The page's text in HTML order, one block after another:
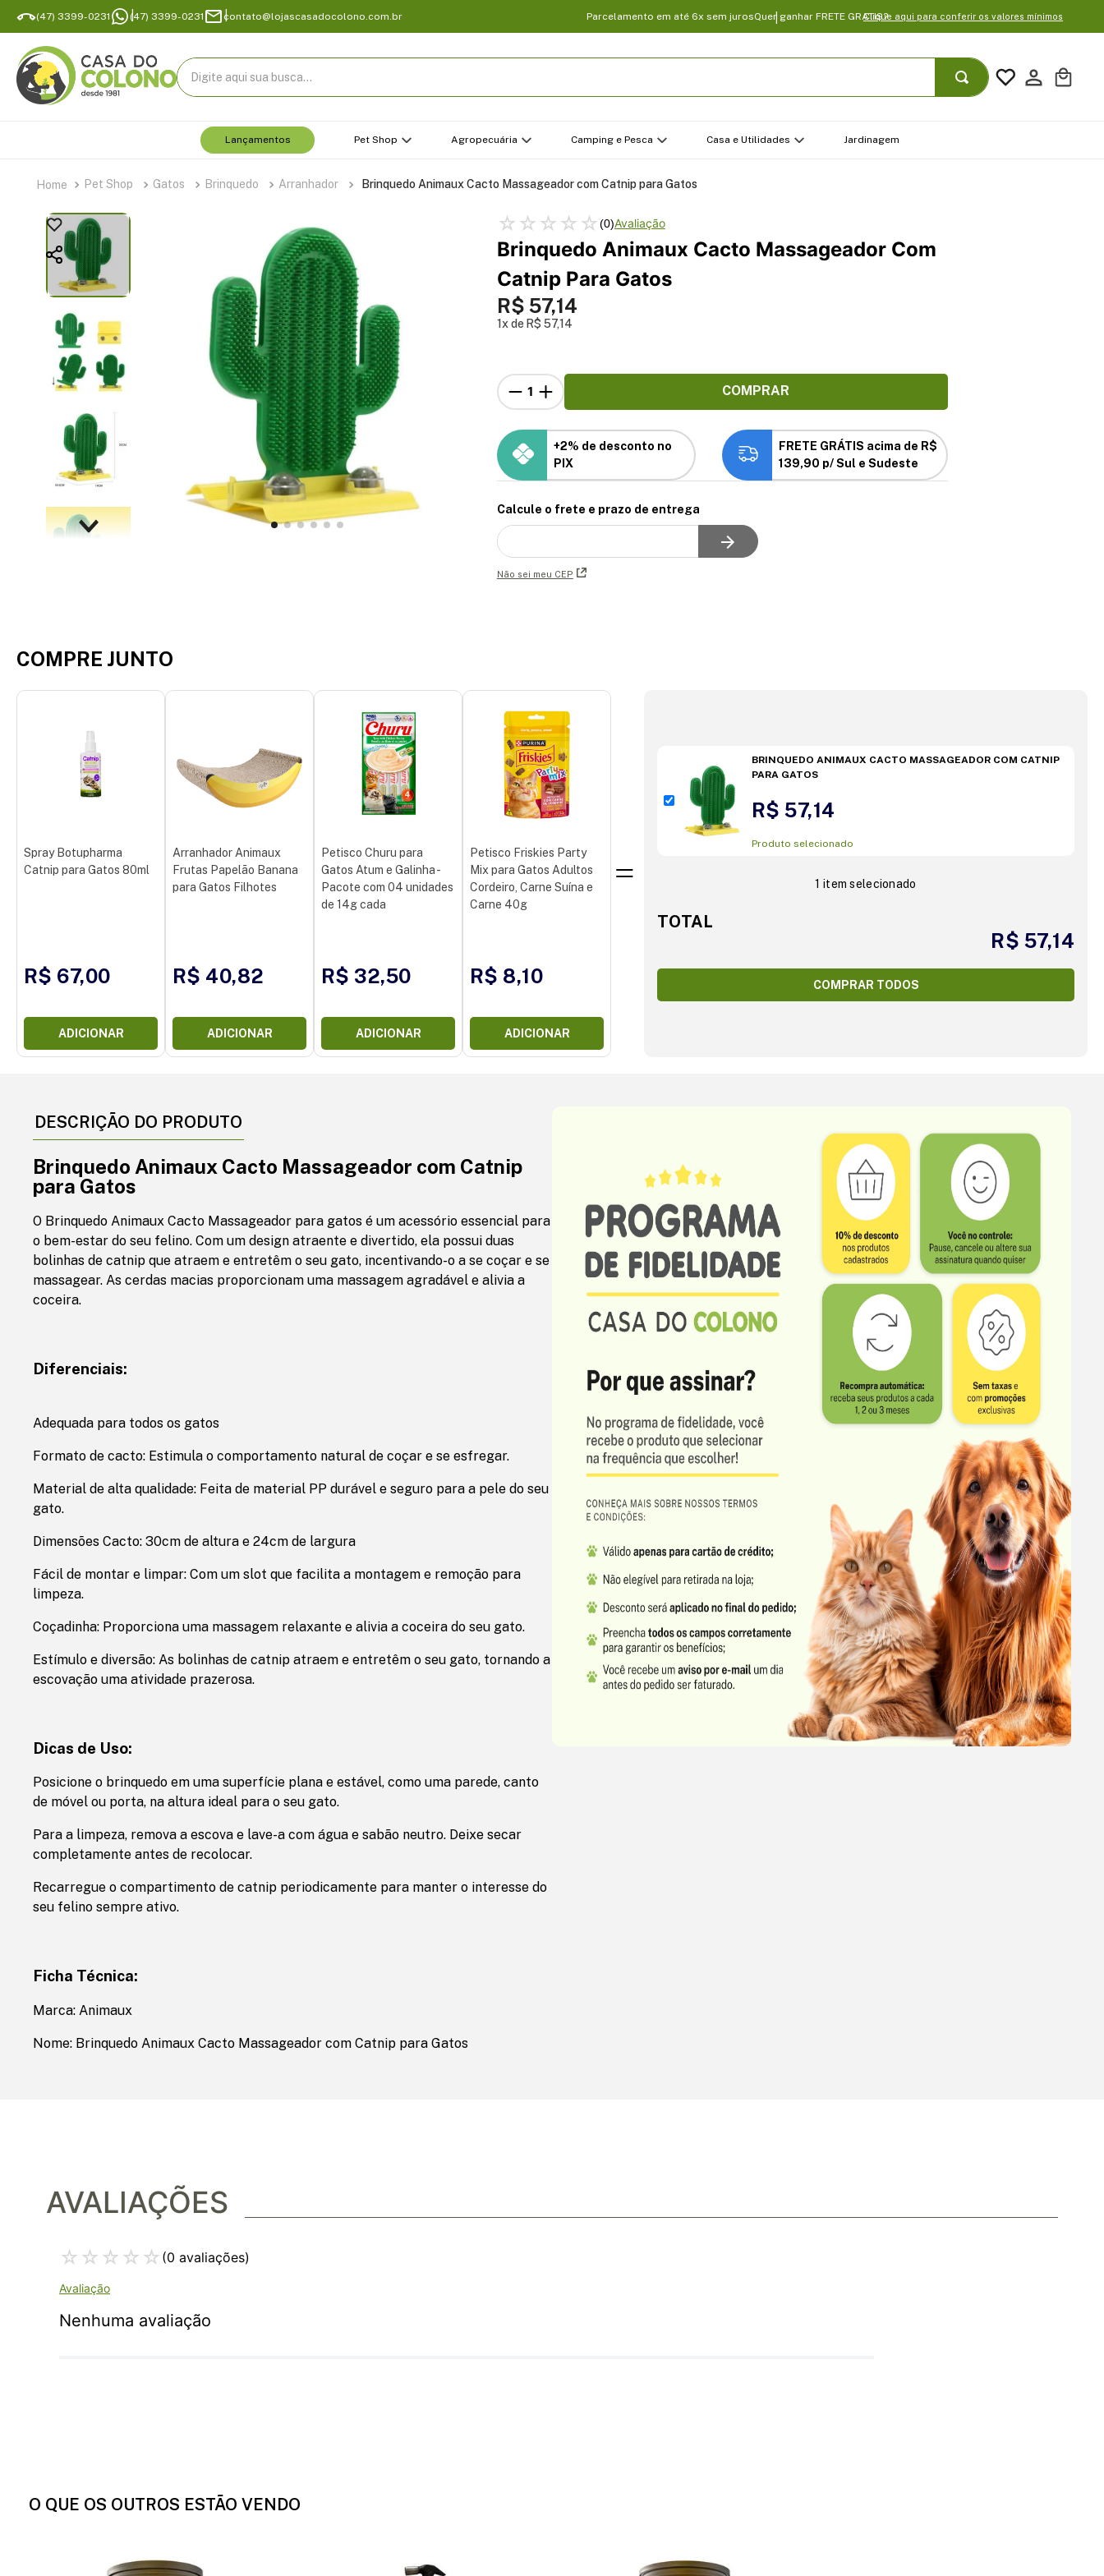
(47) 3399-0231 (47) 3399-0231 contato@lojascasadocolono.com.br Parcelamento em até 6x sem jurosQuer ganhar FRETE GRATIS?Clique aqui para conferir os valores mínimos
Digite aqui sua busca...
Lançamentos Pet Shop Agropecuária Camping e Pesca Casa e Utilidades Jardinagem
Pet Shop Gatos Brinquedo Arranhador Brinquedo Animaux Cacto Massageador com Catnip para Gatos
☆ ☆ ☆ ☆ ☆(0)
Brinquedo Animaux Cacto Massageador Com
Catnip Para Gatos
R$ 57,14
1 R$ 57,14
COMPRAR
+2% de desconto no
PIX
FRETE GRÁTIS acima de R$
139,90 p/ Sul e Sudeste
Calcule o frete e prazo de entrega
Não sei meu CEP
COMPRE JUNTO
Spray Botupharma
Catnip para Gatos 80ml
R$ 67,00
ADICIONAR
Arranhador Animaux
Frutas Papelão Banana
para Gatos Filhotes
R$ 40,82
ADICIONAR
Petisco Churu para
Gatos Atum e Galinha -
Pacote com 04 unidades
de 14g cada
R$ 32,50
ADICIONAR
Petisco Friskies Party
Mix para Gatos Adultos
Cordeiro, Carne Suína e
Carne 40g
R$ 8,10
ADICIONAR
BRINQUEDO ANIMAUX CACTO MASSAGEADOR COM CATNIP
PARA GATOS
R$ 57,14
Produto selecionado
1 item selecionado
TOTAL
R$ 57,14
COMPRAR TODOS
DESCRIÇÃO DO PRODUTO
Brinquedo Animaux Cacto Massageador com Catnip
para Gatos
O Brinquedo Animaux Cacto Massageador para gatos é um acessório essencial para
o bem-estar do seu felino. Com um design atraente e divertido, ela possui duas
bolinhas de catnip que atraem e entretêm o seu gato, incentivando-o a se coçar e se
massagear. As cerdas macias proporcionam uma massagem agradável e alivia a
coceira.
Diferenciais:
Adequada para todos os gatos
Formato de cacto: Estimula o comportamento natural de coçar e se esfregar.
Material de alta qualidade: Feita de material PP durável e seguro para a pele do seu
gato.
Dimensões Cacto: 30cm de altura e 24cm de largura
Fácil de montar e limpar: Com um slot que facilita a montagem e remoção para
limpeza.
Coçadinha: Proporciona uma massagem relaxante e alivia a coceira do seu gato.
Estímulo e diversão: As bolinhas de catnip atraem e entretêm o seu gato, tornando a
escovação uma atividade prazerosa.
Dicas de Uso:
Posicione o brinquedo em uma superfície plana e estável, como uma parede, canto
de móvel ou porta, na altura ideal para o seu gato.
Para a limpeza, remova a escova e lave-a com água e sabão neutro. Deixe secar
completamente antes de recolocar.
Recarregue o compartimento de catnip periodicamente para manter o interesse do
seu felino sempre ativo.
Ficha Técnica:
Marca: Animaux
Nome: Brinquedo Animaux Cacto Massageador com Catnip para Gatos
AVALIAÇÕES
☆ ☆ ☆ ☆ ☆ (0 avaliações)
Nenhuma avaliação
O QUE OS OUTROS ESTÃO VENDO